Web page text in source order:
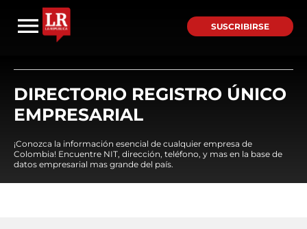
SUSCRIBIRSE
DIRECTORIO REGISTRO ÚNICO
EMPRESARIAL
¡Conozca la información esencial de cualquier empresa de
Colombia! Encuentre NIT, dirección, teléfono, y mas en la base de
datos empresarial mas grande del país.